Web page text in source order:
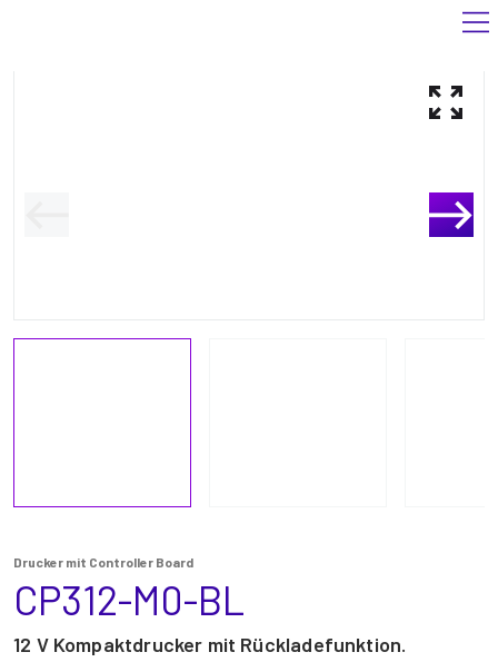
Drucker mit Controller Board
CP312-M0-BL
12 V Kompaktdrucker mit Rückladefunktion.